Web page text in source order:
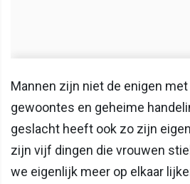
Mannen zijn niet de enigen
gewoontes en geheime
geslacht heeft ook zo zijn
zijn vijf dingen die vrouwen
we eigenlijk meer op elkaar